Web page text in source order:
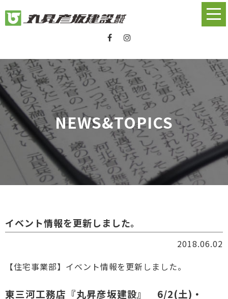
NEWS&TOPICS
イベント情報を更新しました。
2018.06.02
【住宅事業部】イベント情報を更新しました。
東三河工務店『丸昇彦坂建設』 6/2(土)・